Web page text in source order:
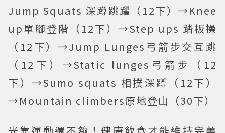
Jump Squats 深蹲跳躍（12下）→Knee
up單腳登階（12下）→Step ups 踏板操
（12下）→Jump Lunges弓箭步交互跳
（12下）→Static lunges弓箭步（12
下）→Sumo squats 相撲深蹲（12下）
→Mountain climbers原地登山（30下）